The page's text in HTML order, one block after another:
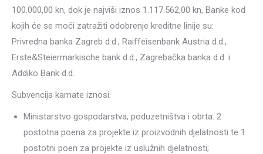
100.000,00 kn, dok je najviši iznos 1.117.562,00 kn, Banke kod
kojih će se moći zatražiti odobrenje kreditne linije su:
Privredna banka Zagreb d.d., Raiffeisenbank Austria d.d.,
Erste&Steiermarkische bank d.d., Zagrebačka banka d.d. i
Addiko Bank d.d.
Subvencija kamate iznosi:
Ministarstvo gospodarstva, poduzetništva i obrta: 2
postotna poena za projekte iz proizvodnih djelatnosti te 1
postotni poen za projekte iz uslužnih djelatnosti;